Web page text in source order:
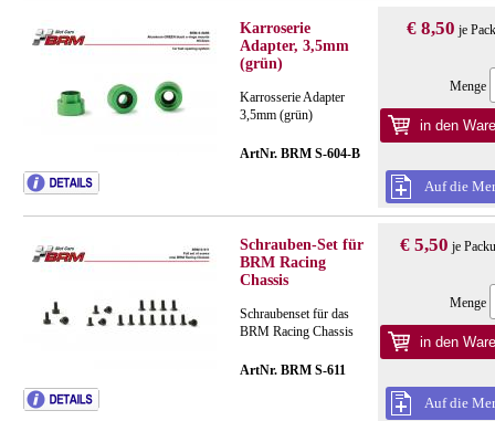
Karroserie
Adapter, 3,5mm
(grün)
Karrosserie Adapter
3,5mm (grün)
ArtNr. BRM S-604-B
€ 8,50 je
Menge
Auf die
Schrauben-Set für
BRM Racing
Chassis
Schraubenset für das
BRM Racing Chassis
ArtNr. BRM S-611
€ 5,50 je
Menge
Auf die